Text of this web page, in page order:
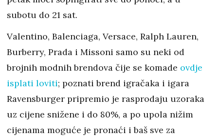
subotu do 21 sat.
Valentino, Balenciaga, Versace, Ralph Lauren,
Burberry, Prada i Missoni samo su neki od
brojnih modnih brendova čije se komade ovdje
isplati loviti; poznati brend igračaka i igara
Ravensburger pripremio je rasprodaju uzoraka
uz cijene snižene i do 80%, a po upola nižim
cijenama moguće je pronaći i baš sve za